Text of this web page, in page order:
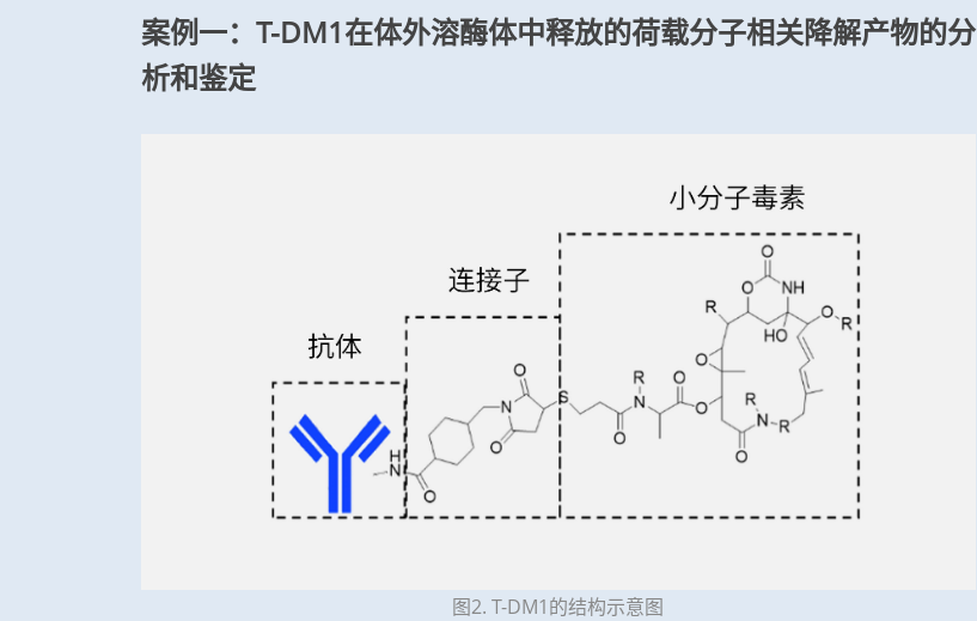
案例一：T-DM1在体外溶酶体中释放的荷载分子相关降解产物的分
析和鉴定
图2. T-DM1的结构示意图